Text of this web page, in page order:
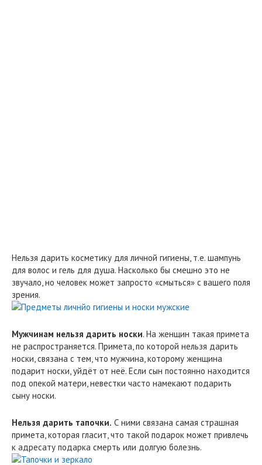
Нельзя дарить косметику для личной гигиены, т.е. шампунь
для волос и гель для душа. Насколько бы смешно это не
звучало, но человек может запросто «смыться» с вашего поля
зрения.
Мужчинам нельзя дарить носки. На женщин такая примета
не распространяется. Примета, по которой нельзя дарить
носки, связана с тем, что мужчина, которому женщина
подарит носки, уйдёт от неё. Если сын постоянно находится
под опекой матери, невестки часто намекают подарить
сыну носки.
Нельзя дарить тапочки. С ними связана самая страшная
примета, которая гласит, что такой подарок может привлечь
к адресату подарка смерть или долгую болезнь.